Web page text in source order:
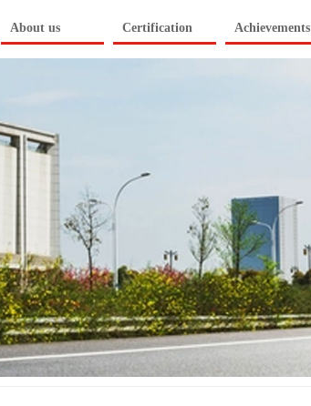
About us Certification Achievements